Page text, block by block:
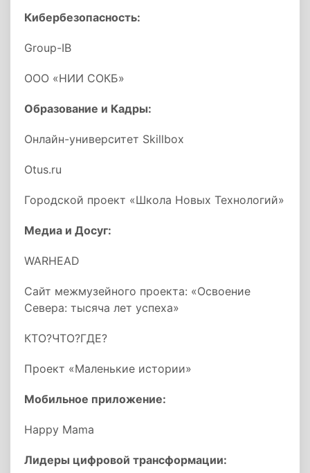
Кибербезопасность:
Group-IB
ООО «НИИ СОКБ»
Образование и Кадры:
Онлайн-университет Skillbox
Otus.ru
Городской проект «Школа Новых Технологий»
Медиа и Досуг:
WARHEAD
Сайт межмузейного проекта: «Освоение
Севера: тысяча лет успеха»
КТО?ЧТО?ГДЕ?
Проект «Маленькие истории»
Мобильное приложение:
Happy Mama
Лидеры цифровой трансформации: